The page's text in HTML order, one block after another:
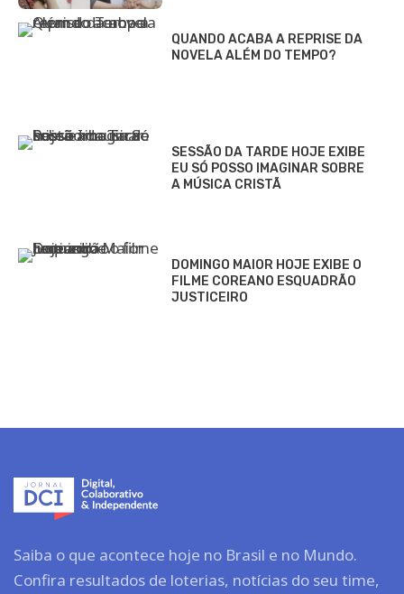
QUANDO ACABA A REPRISE DA
NOVELA ALÉM DO TEMPO?
SESSÃO DA TARDE HOJE EXIBE
EU SÓ POSSO IMAGINAR SOBRE
A MÚSICA CRISTÃ
DOMINGO MAIOR HOJE EXIBE O
FILME COREANO ESQUADRÃO
JUSTICEIRO
Saiba o que acontece hoje no Brasil e no Mundo.
Confira resultados de loterias, notícias do seu time,